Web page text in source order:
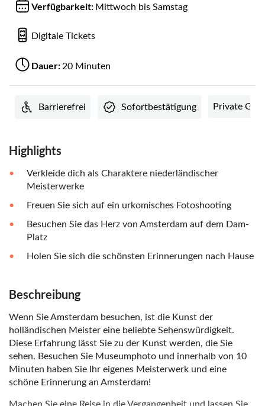
Verfügbarkeit: Mittwoch bis Samstag
Digitale Tickets
Dauer: 20 Minuten
Barrierefrei Sofortbestätigung Private
Highlights
Verkleide dich als Charaktere niederländischer
Meisterwerke
Freuen Sie sich auf ein urkomisches Fotoshooting
Besuchen Sie das Herz von Amsterdam auf dem Dam-
Platz
Holen Sie sich die schönsten Erinnerungen nach Hause
Beschreibung
Wenn Sie Amsterdam besuchen, ist die Kunst der
holländischen Meister eine beliebte Sehenswürdigkeit.
Diese Erfahrung lässt Sie zu der Kunst werden, die Sie
sehen. Besuchen Sie Museumphoto und innerhalb von 10
Minuten haben Sie Ihr eigenes Meisterwerk und eine
schöne Erinnerung an Amsterdam!